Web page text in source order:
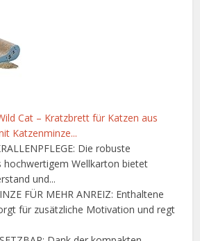
Cat – Kratzbrett für Katzen aus
Katzenminze...
Die robuste
hochwertigem Wellkarton bietet
und...
FÜR MEHR ANREIZ: Enthaltene
für zusätzliche Motivation und regt